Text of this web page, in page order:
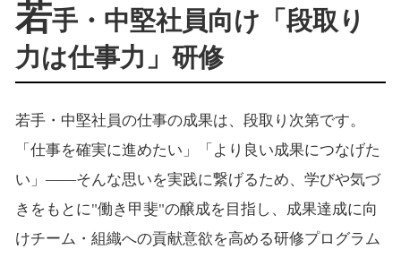
若手・中堅社員向け「段取り
力は仕事力」研修
若手・中堅社員の仕事の成果は、段取り次第です。
「仕事を確実に進めたい」「より良い成果につなげた
い」――そんな思いを実践に繋げるため、学びや気づ
きをもとに"働き甲斐"の醸成を目指し、成果達成に向
けチーム・組織への貢献意欲を高める研修プログラム